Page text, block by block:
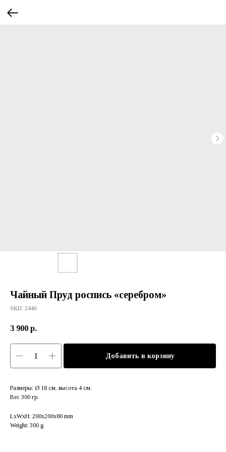
Чайный Пруд роспись «серебром»
SKU: 2446
3 900 р.
Добавить в корзину
Размеры: Ø 18 см, высота 4 см.
Вес 300 гр.
LxWxH: 200x200x80 mm
Weight: 300 g